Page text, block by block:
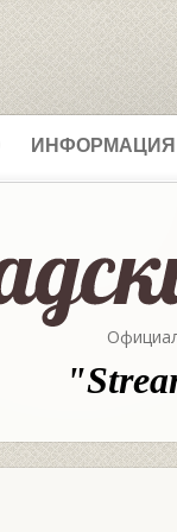
ИНФОРМАЦИЯ